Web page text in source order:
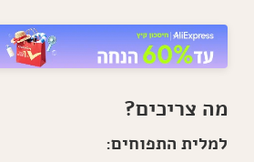
מה צריכים?
למלית התפוחים: